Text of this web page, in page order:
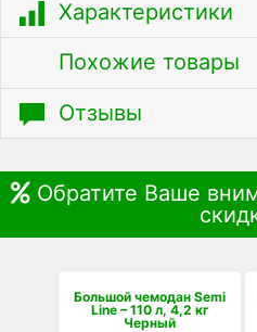
Характеристики
Похожие товары
Отзывы
Обратите Ваше
Большой чемодан Semi
Line – 110 л, 4,2 кг
Черный